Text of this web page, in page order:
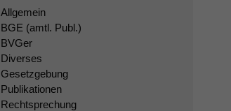
Allgemein
BGE (amtl. Publ.)
BVGer
Diverses
Gesetzgebung
Publikationen
Rechtsprechung